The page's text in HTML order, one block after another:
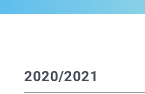
2020/2021